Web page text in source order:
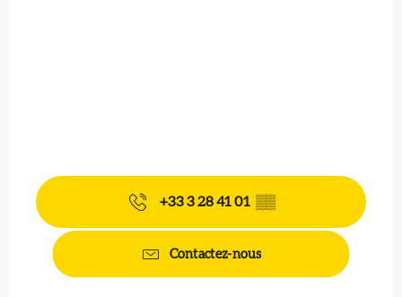
+33 3 28 41 01 ▒▒
Contactez-nous